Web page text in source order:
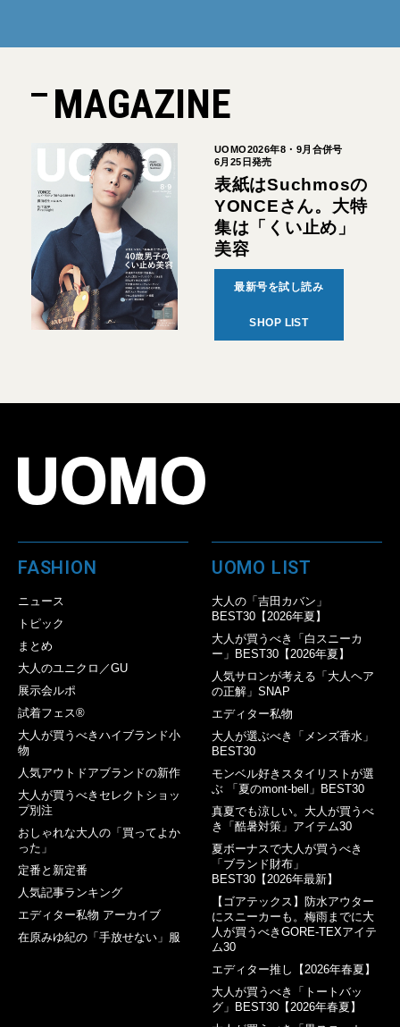
MAGAZINE
UOMO2026年8・9月合併号
6月25日発売
表紙はSuchmosの
YONCEさん。大特
集は「くい止め」
美容
最新号を試し読み
SHOP LIST
FASHION
ニュース
トピック
まとめ
大人のユニクロ／GU
展示会ルポ
試着フェス®︎
大人が買うべきハイブランド小
物
人気アウトドアブランドの新作
大人が買うべきセレクトショッ
プ別注
おしゃれな大人の「買ってよか
った」
定番と新定番
人気記事ランキング
エディター私物 アーカイブ
在原みゆ紀の「手放せない」服
UOMO LIST
大人の「吉田カバン」
BEST30【2026年夏】
大人が買うべき「白スニーカ
ー」BEST30【2026年夏】
人気サロンが考える「大人ヘア
の正解」SNAP
エディター私物
大人が選ぶべき「メンズ香水」
BEST30
モンベル好きスタイリストが選
ぶ 「夏のmont-bell」BEST30
真夏でも涼しい。大人が買うべ
き「酷暑対策」アイテム30
夏ボーナスで大人が買うべき
「ブランド財布」
BEST30【2026年最新】
【ゴアテックス】防水アウター
にスニーカーも。梅雨までに大
人が買うべきGORE-TEXアイテ
ム30
エディター推し【2026年春夏】
大人が買うべき「トートバッ
グ」BEST30【2026年春夏】